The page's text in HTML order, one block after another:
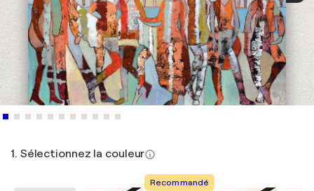
1. Sélectionnez la couleur
Recommandé